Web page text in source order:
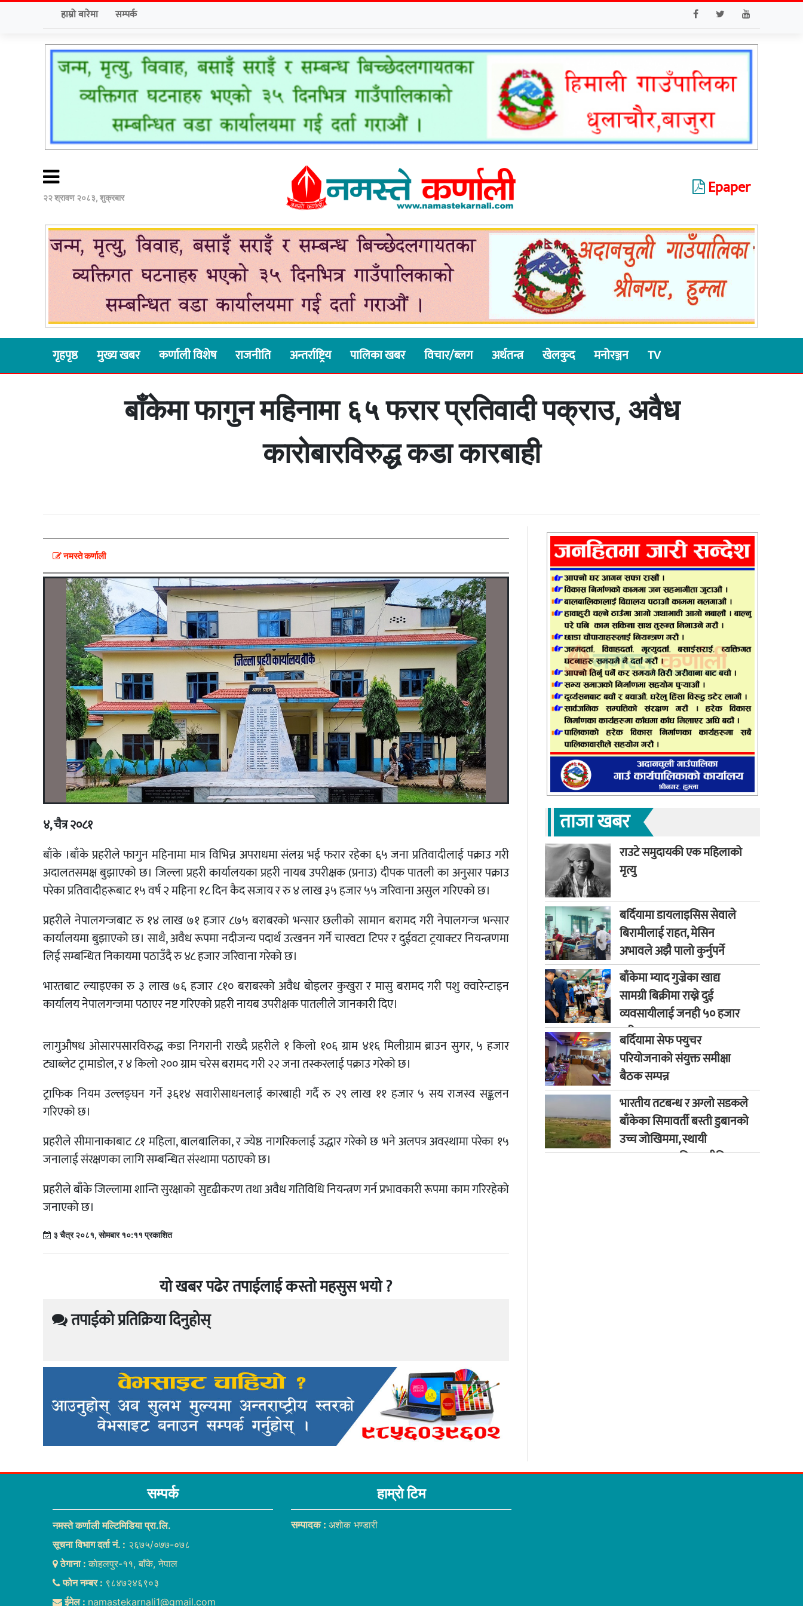
हाम्रो बारेमा सम्पर्क
२२ श्रावण २०८३, शुक्रबार Epaper
गृहपृष्ठ मुख्य खबर कर्णाली विशेष राजनीति अन्तर्राष्ट्रिय पालिका खबर विचार/ब्लग अर्थतन्त्र खेलकुद मनोरञ्जन TV
बाँकेमा फागुन महिनामा ६५ फरार प्रतिवादी पक्राउ, अवैध
कारोबारविरुद्ध कडा कारबाही
नमस्ते कर्णाली
४, चैत्र २०८१
बाँके ।बाँके प्रहरीले फागुन महिनामा मात्र विभिन्न अपराधमा संलग्न भई फरार रहेका ६५ जना प्रतिवादीलाई पक्राउ गरी
अदालतसमक्ष बुझाएको छ। जिल्ला प्रहरी कार्यालयका प्रहरी नायब उपरीक्षक (प्रनाउ) दीपक पातली का अनुसार पक्राउ
परेका प्रतिवादीहरूबाट १५ वर्ष २ महिना १८ दिन कैद सजाय र रु ४ लाख ३५ हजार ५५ जरिवाना असुल गरिएको छ।
प्रहरीले नेपालगन्जबाट रु १४ लाख ७१ हजार ८७५ बराबरको भन्सार छलीको सामान बरामद गरी नेपालगन्ज भन्सार
कार्यालयमा बुझाएको छ। साथै, अवैध रूपमा नदीजन्य पदार्थ उत्खनन गर्ने चारवटा टिपर र दुईवटा ट्रयाक्टर नियन्त्रणमा
लिई सम्बन्धित निकायमा पठाउँदै रु ४८ हजार जरिवाना गरेको छ।
भारतबाट ल्याइएका रु ३ लाख ७६ हजार ८१० बराबरको अवैध बोइलर कुखुरा र मासु बरामद गरी पशु क्वारेन्टाइन
कार्यालय नेपालगन्जमा पठाएर नष्ट गरिएको प्रहरी नायब उपरीक्षक पातलीले जानकारी दिए।
लागुऔषध ओसारपसारविरुद्ध कडा निगरानी राख्दै प्रहरीले १ किलो १०६ ग्राम ४१६ मिलीग्राम ब्राउन सुगर, ५ हजार
ट्याब्लेट ट्रामाडोल, र ४ किलो २०० ग्राम चरेस बरामद गरी २२ जना तस्करलाई पक्राउ गरेको छ।
ट्राफिक नियम उल्लङ्घन गर्ने ३६१४ सवारीसाधनलाई कारबाही गर्दै रु २९ लाख ११ हजार ५ सय राजस्व सङ्कलन
गरिएको छ।
प्रहरीले सीमानाकाबाट ८१ महिला, बालबालिका, र ज्येष्ठ नागरिकलाई उद्धार गरेको छ भने अलपत्र अवस्थामा परेका १५
जनालाई संरक्षणका लागि सम्बन्धित संस्थामा पठाएको छ।
प्रहरीले बाँके जिल्लामा शान्ति सुरक्षाको सुदृढीकरण तथा अवैध गतिविधि नियन्त्रण गर्न प्रभावकारी रूपमा काम गरिरहेको
जनाएको छ।
३ चैत्र २०८१, सोमबार १०:११ प्रकाशित
यो खबर पढेर तपाईलाई कस्तो महसुस भयो ?
तपाईको प्रतिक्रिया दिनुहोस्
ताजा खबर
राउटे समुदायकी एक महिलाको
मृत्यु
बर्दियामा डायलाइसिस सेवाले
बिरामीलाई राहत, मेसिन
अभावले अझै पालो कुर्नुपर्ने
बाध्यता
बाँकेमा म्याद गुज्रेका खाद्य
सामग्री बिक्रीमा राख्ने दुई
व्यवसायीलाई जनही ५० हजार
जरिवाना
बर्दियामा सेफ फ्युचर
परियोजनाको संयुक्त समीक्षा
बैठक सम्पन्न
भारतीय तटबन्ध र अग्लो सडकले
बाँकेका सिमावर्ती बस्ती डुबानको
उच्च जोखिममा, स्थायी
समाधानका लागि कूटनीतिक
सम्पर्क
नमस्ते कर्णाली मल्टिमिडिया प्रा.लि.
सूचना विभाग दर्ता नं. : २६७५/०७७-०७८
ठेगाना :काेहलपुर-११, बाँके, नेपाल
फोन नम्बर : ९८४७२४६९०३
ईमेल : namastekarnali1@gmail.com
हाम्राे टिम
सम्पादक :अशाेक भण्डारी